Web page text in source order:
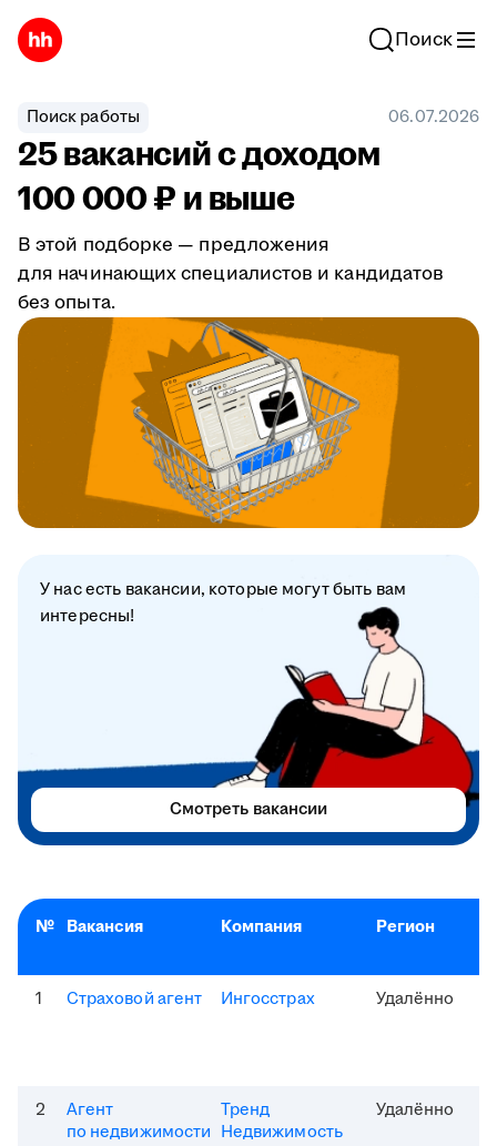
Поиск
Поиск работы 06.07.2026
25 вакансий с доходом
100 000 ₽ и выше
В этой подборке — предложения
для начинающих специалистов и кандидатов
без опыта.
№ Вакансия Компания Регион
1 Страховой агент Ингосстрах Удалённо
2
Агент
по недвижимости
Тренд
Недвижимость
Удалённо
У нас есть вакансии, которые могут быть вам
интересны!
Смотреть вакансии